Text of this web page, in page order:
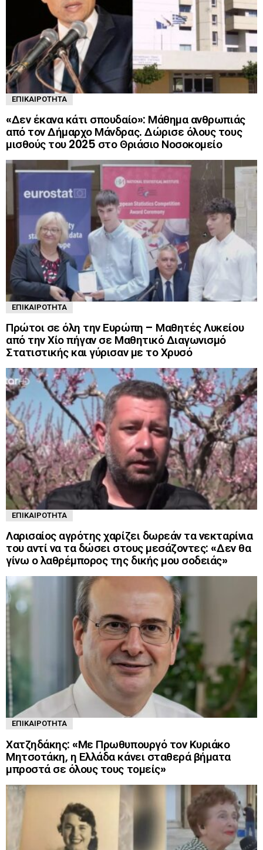
ΕΠΙΚΑΙΡΌΤΗΤΑ
«Δεν έκανα κάτι σπουδαίο»: Μάθημα ανθρωπιάς
από τον Δήμαρχο Μάνδρας. Δώρισε όλους τους
μισθούς του 2025 στο Θριάσιο Νοσοκομείο
ΕΠΙΚΑΙΡΌΤΗΤΑ
Πρώτοι σε όλη την Ευρώπη – Μαθητές Λυκείου
από την Χίο πήγαν σε Μαθητικό Διαγωνισμό
Στατιστικής και γύρισαν με το Χρυσό
ΕΠΙΚΑΙΡΌΤΗΤΑ
Λαρισαίος αγρότης χαρίζει δωρεάν τα νεκταρίνια
του αντί να τα δώσει στους μεσάζοντες: «Δεν θα
γίνω ο λαθρέμπορος της δικής μου σοδειάς»
ΕΠΙΚΑΙΡΌΤΗΤΑ
Χατζηδάκης: «Με Πρωθυπουργό τον Κυριάκο
Μητσοτάκη, η Ελλάδα κάνει σταθερά βήματα
μπροστά σε όλους τους τομείς»